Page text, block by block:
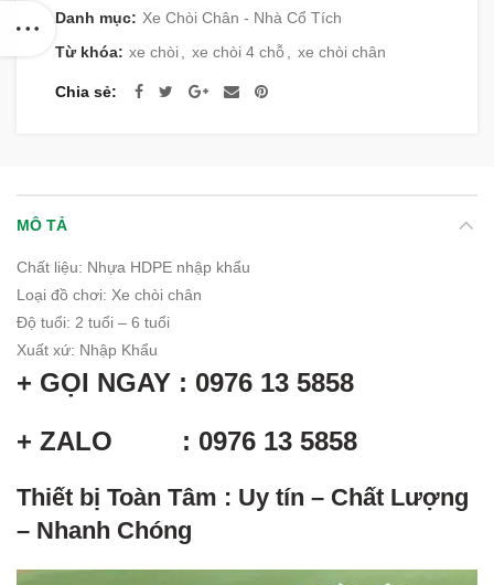
Danh mục: Xe Chòi Chân - Nhà Cổ Tích
Từ khóa: xe chòi, xe chòi 4 chỗ , xe chòi chân
Chia sẻ
MÔ TẢ
Chất liệu: Nhựa HDPE nhập khẩu
Loại đồ chơi: Xe chòi chân
Độ tuổi: 2 tuổi – 6 tuổi
Xuất xứ: Nhập Khẩu
+ GỌI NGAY : 0976 13 5858
+ ZALO : 0976 13 5858
Thiết bị Toàn Tâm : Uy tín – Chất Lượng
– Nhanh Chóng